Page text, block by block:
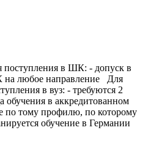
поступления в ШК: - допуск в
любое направление Для
в вуз: - требуются 2
обучения в аккредитованном
по тому профилю, по которому
обучение в Германии